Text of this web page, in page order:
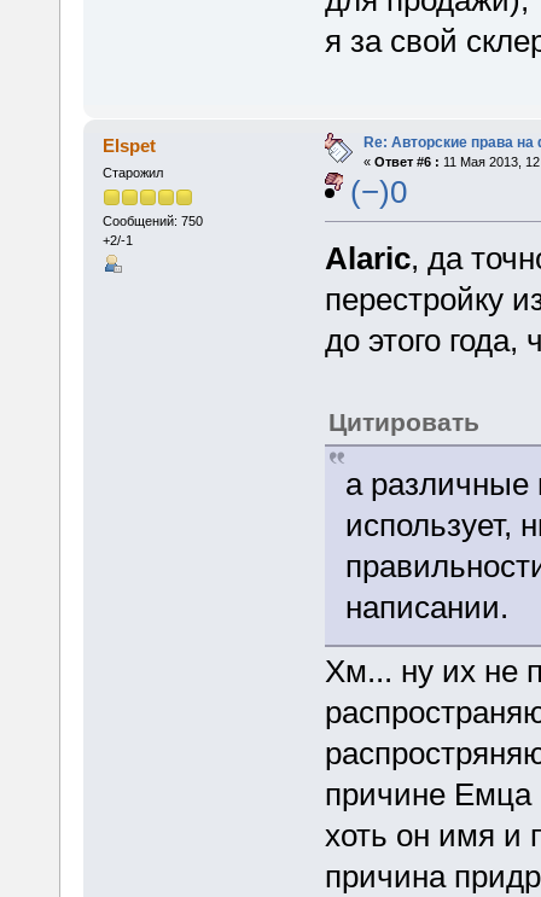
я за свой
Elspet
Старожил
Сообщений: 750
+2/-1
Re: Авторские права
« Ответ #6 : 11 Мая 2013,
(−)0
Alaric, да
перестройку
до этого
Цитировать
а различные
использует,
написании.
Хм... ну их не
причине Емца
хоть он имя и
причина